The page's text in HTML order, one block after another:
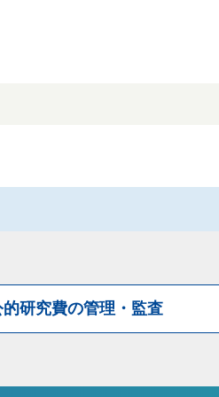
的研究費の管理・監査